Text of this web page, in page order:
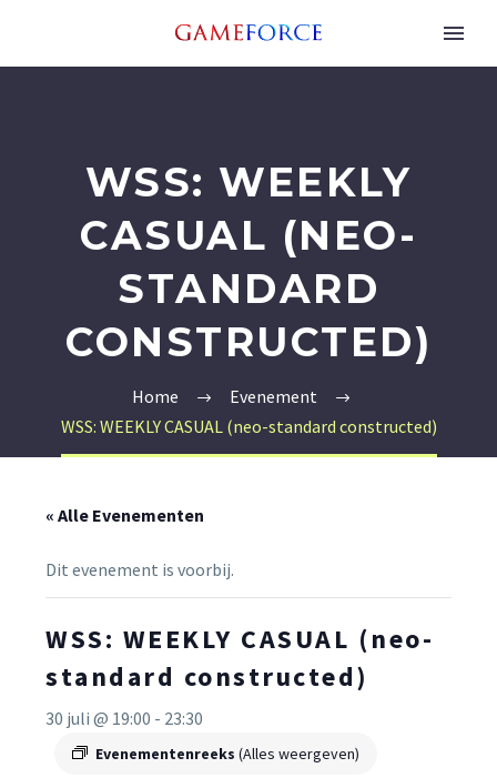
WSS: WEEKLY
CASUAL (NEO-
STANDARD
CONSTRUCTED)
Home
Evenement
WSS: WEEKLY CASUAL (neo-standard constructed)
« Alle Evenementen
Dit evenement is voorbij.
WSS: WEEKLY CASUAL (neo-
standard constructed)
30 juli @ 19:00 - 23:30
Evenementenreeks (Alles weergeven)